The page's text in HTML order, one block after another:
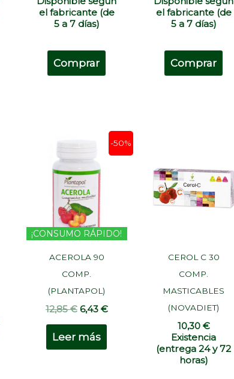
el fabricante (de
5 a 7 días)
Comprar
el fabricante (de
5 a 7 días)
Comprar
-50%
¡CONSUMO RÁPIDO!
ACEROLA 90
COMP.
(PLANTAPOL)
12,85€
precio
original
era:
12,85 €.
6,43 €
El
precio
Leer más
CEROL C 30
COMP.
MASTICABLES
(NOVADIET)
10,30 €
Existencia
(entrega 24 y 72
horas)